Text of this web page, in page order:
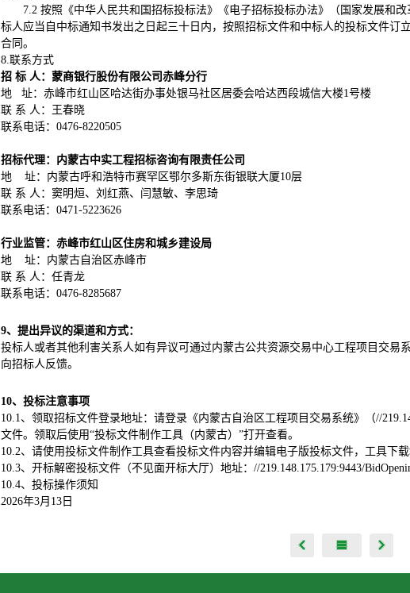
7.2 按照《中华人民共和国招标投标法》《电子招标投标办法》（国家发展和
标人应当自中标通知书发出之日起三十日内，按照招标文件和中标人的投标文件订
合同。
8.联系方式
招 标 人： 蒙商银行股份有限公司赤峰分行
地 址： 赤峰市红山区哈达街办事处银马社区居委会哈达西段城信大楼1号楼
联 系 人：王春晓
联系电话：0476-8220505
招标代理： 内蒙古中实工程招标咨询有限责任公司
地 址：内蒙古呼和浩特市赛罕区鄂尔多斯东街银联大厦10层
联 系 人： 窦明烜、刘红燕、闫慧敏、李思琦
联系电话： 0471-5223626
行业监管：赤峰市红山区住房和城乡建设局
地 址： 内蒙古自治区赤峰市
联 系 人：任青龙
联系电话：0476-8285687
9、 提出异议的渠道和方式：
投标人或者其他利害关系人如有异议可通过内蒙古公共资源交易中心工程项目交易
向招标人反馈。
10、 投标注意事项
10.1、领取招标文件登录地址：请登录《内蒙古自治区工程项目交易系统》（//
文件。领取后使用“投标文件制作工具（内蒙古）”打开查看。
10.2、请使用投标文件制作工具查看投标文件内容并编辑电子版投标文件，工具下载
10.3、开标解密投标文件（不见面开标大厅）地址：//219.148.175.179:9443/
10.4、投标操作须知
2026年3月 13 日